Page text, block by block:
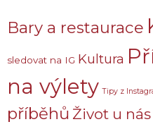
Bary a restaurace
sledovat na IG Kultura
na výlety Tipy z
příběhů Život u nás